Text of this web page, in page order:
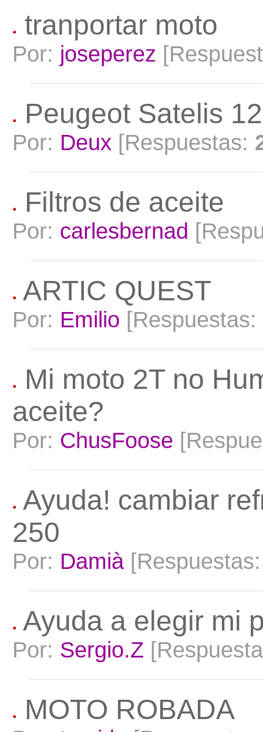
tranportar moto
Por: joseperez
Peugeot Satelis
Por: Deux [Respuestas:
Filtros de aceite
Por: carlesbernad
ARTIC QUEST
Por: Emilio [Respuestas:
Mi moto 2T no
aceite?
Por: ChusFoose
Ayuda! cambiar
250
Por: Damià
Ayuda a elegir mi
Por: Sergio.Z
MOTO ROBADA